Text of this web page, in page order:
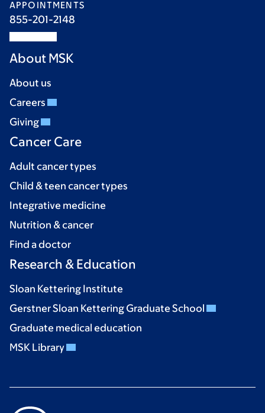
APPOINTMENTS
855-201-2148
About MSK
About us
Careers
Giving
Cancer Care
Adult cancer types
Child & teen cancer types
Integrative medicine
Nutrition & cancer
Find a doctor
Research & Education
Sloan Kettering Institute
Gerstner Sloan Kettering Graduate School
Graduate medical education
MSK Library